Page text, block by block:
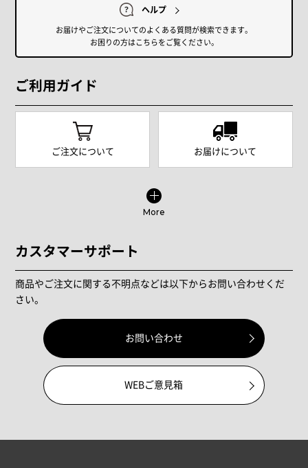
ヘルプ
お届けやご注文についてのよくある質問が検索できます。
お困りの方はこちらをご覧ください。
ご利用ガイド
ご注文について お届けについて
More
カスタマーサポート
商品やご注文に関する不明点などは以下からお問い合わせくだ
さい。
お問い合わせ
WEBご意見箱